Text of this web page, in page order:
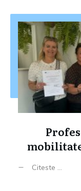
Citeste ...